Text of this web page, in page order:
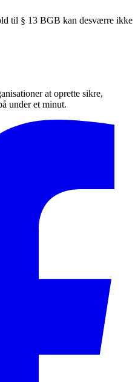
til § 13 BGB kan desværre ikke
at oprette sikre,
under et minut.